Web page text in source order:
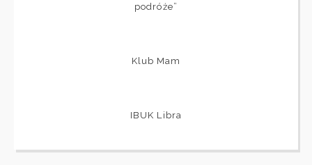
podróże”
Klub Mam
IBUK Libra